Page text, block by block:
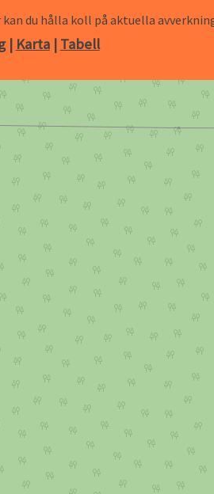
du hålla koll på aktuella
| Karta| Tabell